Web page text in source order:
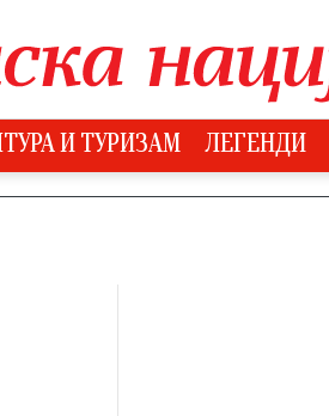
И ТУРИЗАМ ЛЕГЕНДИ